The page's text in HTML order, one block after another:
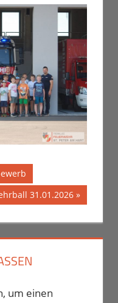
31.01.2026
um einen